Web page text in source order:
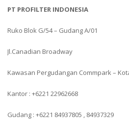
PT PROFILTER INDONESIA
Ruko Blok G/54 – Gudang A/01
Jl.Canadian Broadway
Kawasan Pergudangan Commpark –
Kantor : +6221 22962668
Gudang : +6221 84937805 , 84937329